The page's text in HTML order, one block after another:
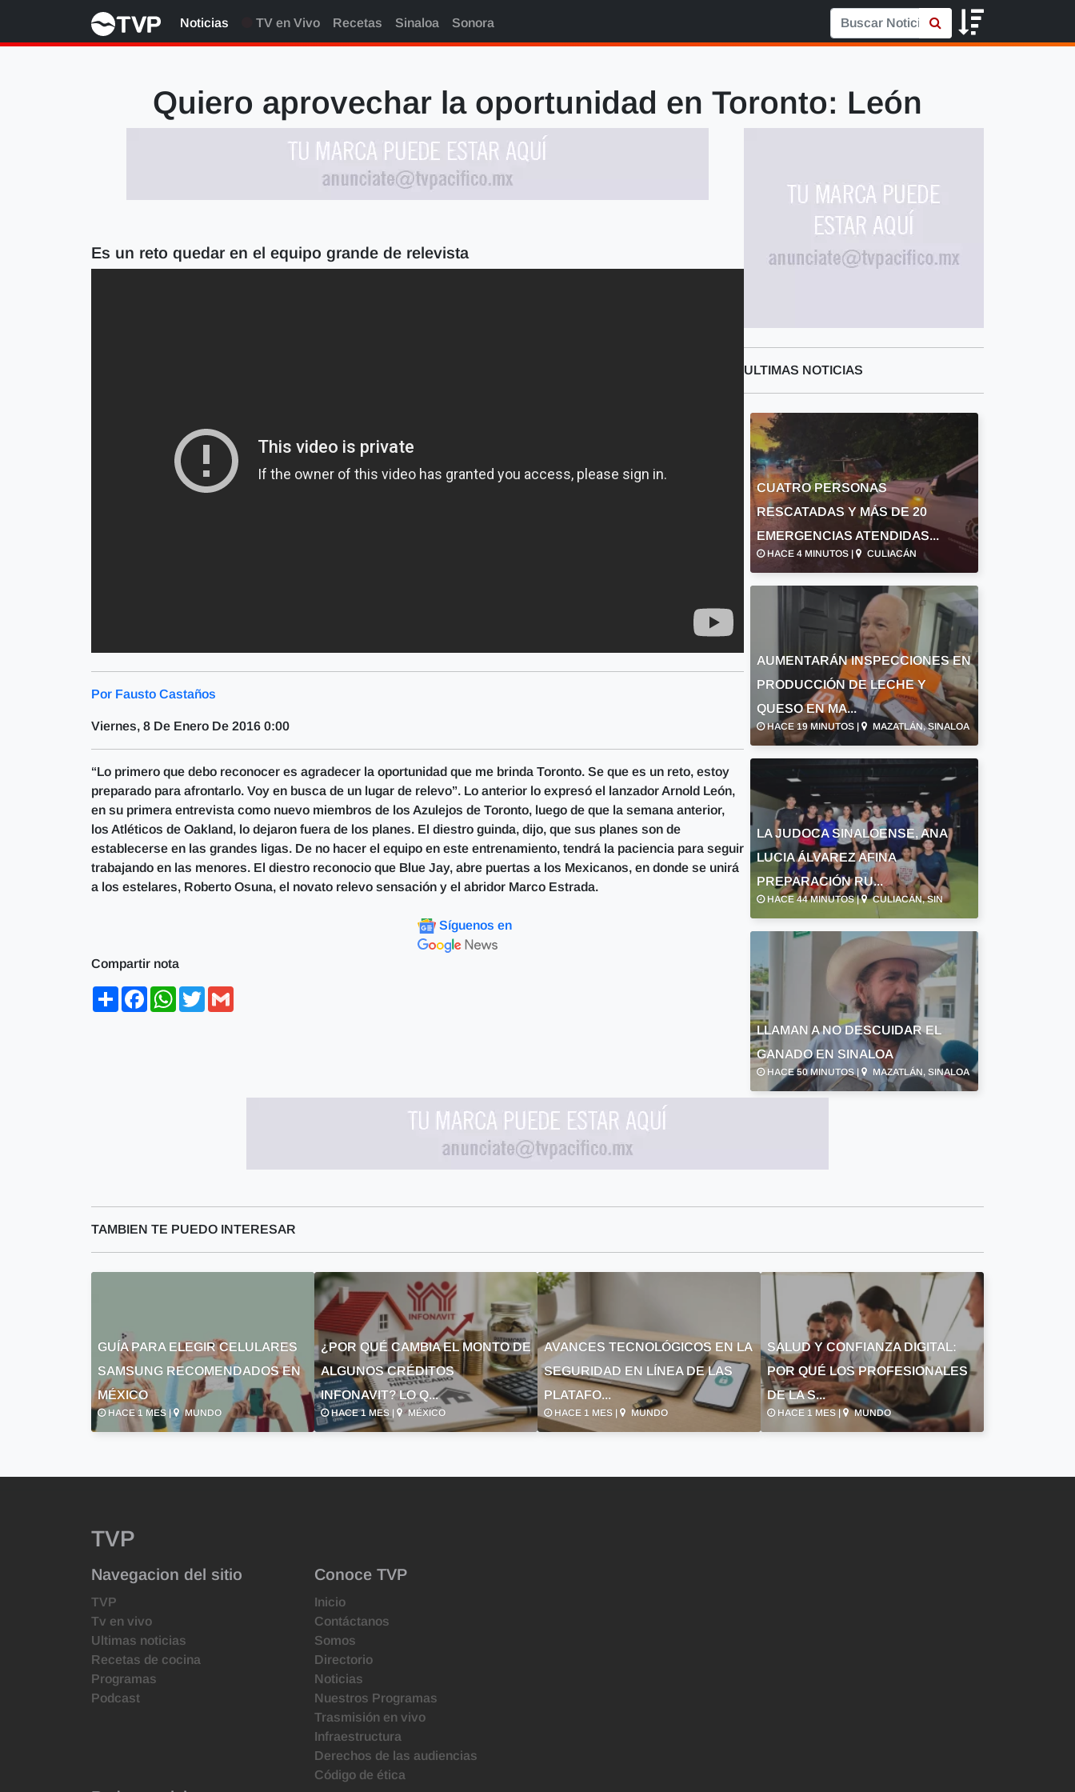
Noticias TV en Vivo Recetas Sinaloa Sonora
Quiero aprovechar la oportunidad en Toronto: León
Es un reto quedar en el equipo grande de relevista
Por Fausto Castaños
Viernes, 8 De Enero De 2016 0:00
“Lo primero que debo reconocer es agradecer la oportunidad que me brinda Toronto. Se que es un reto, estoy
preparado para afrontarlo. Voy en busca de un lugar de relevo”. Lo anterior lo expresó el lanzador Arnold León,
en su primera entrevista como nuevo miembros de los Azulejos de Toronto, luego de que la semana anterior,
los Atléticos de Oakland, lo dejaron fuera de los planes. El diestro guinda, dijo, que sus planes son de
establecerse en las grandes ligas. De no hacer el equipo en este entrenamiento, tendrá la paciencia para seguir
trabajando en las menores. El diestro reconocio que Blue Jay, abre puertas a los Mexicanos, en donde se unirá
a los estelares, Roberto Osuna, el novato relevo sensación y el abridor Marco Estrada.
Síguenos en
Compartir nota
ShareFacebookWhatsApp
Twitter
ULTIMAS NOTICIAS
CUATRO PERSONAS
RESCATADAS Y MÁS DE 20
EMERGENCIAS ATENDIDAS...
HACE 4 MINUTOS | CULIACÁN
AUMENTARÁN INSPECCIONES EN
PRODUCCIÓN DE LECHE Y
QUESO EN MA...
HACE 19 MINUTOS | MAZATLÁN, SINALOA
LA JUDOCA SINALOENSE, ANA
LUCIA ÁLVAREZ AFINA
PREPARACIÓN RU...
HACE 44 MINUTOS | CULIACÁN, SIN
LLAMAN A NO DESCUIDAR EL
GANADO EN SINALOA
HACE 50 MINUTOS | MAZATLÁN, SINALOA
TAMBIEN TE PUEDO INTERESAR
GUÍA PARA ELEGIR CELULARES
SAMSUNG RECOMENDADOS EN
MÉXICO
HACE 1 MES | MUNDO
¿POR QUÉ CAMBIA EL MONTO DE
ALGUNOS CRÉDITOS
INFONAVIT? LO Q...
HACE 1 MES | MÉXICO
AVANCES TECNOLÓGICOS EN LA
SEGURIDAD EN LÍNEA DE LAS
PLATAFO...
HACE 1 MES | MUNDO
SALUD Y CONFIANZA DIGITAL:
POR QUÉ LOS PROFESIONALES
DE LA S...
HACE 1 MES | MUNDO
TVP
Navegacion del sitio
TVP
Tv en vivo
Ultimas noticias
Recetas de cocina
Programas
Podcast
Conoce TVP
Inicio
Contáctanos
Somos
Directorio
Noticias
Nuestros Programas
Trasmisión en vivo
Infraestructura
Derechos de las audiencias
Código de ética